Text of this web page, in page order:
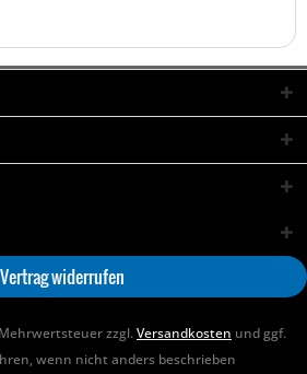
Vertrag widerrufen
zzgl.Versandkosten und ggf.
wenn nicht anders beschrieben